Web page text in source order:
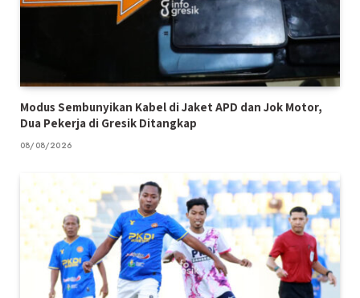
Modus Sembunyikan Kabel di Jaket APD dan Jok Motor,
Dua Pekerja di Gresik Ditangkap
08/08/2026